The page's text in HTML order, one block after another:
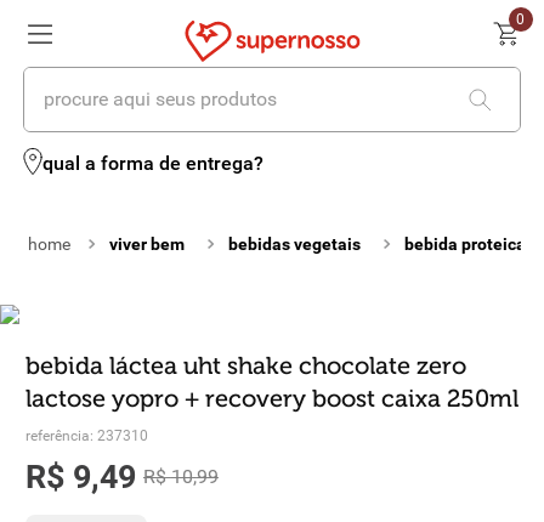
0
procure aqui seus produtos
qual a forma de entrega?
viver bem bebidas vegetais bebida proteica
bebida láctea uht shake chocolate zero
lactose yopro + recovery boost caixa 250ml
referência: 237310
R$ 9,49 R$ 10,99
termos mais buscados
2º leite
4 iogurte
5º queijo